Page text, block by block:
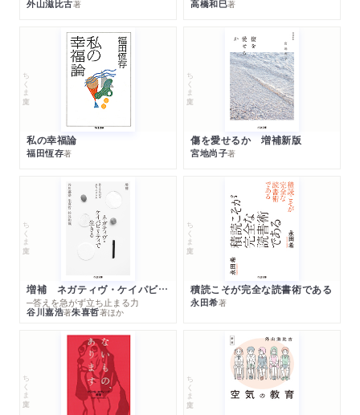
外山滋比古著 高橋和巳著
ちくま文庫
私の幸福論
福田恆存著
ちくま文庫
傷を愛せるか 増補新版
宮地尚子著
ちくま文庫
増補 ネガティヴ・ケイパビリティで生きる
─答えを急がず立ち止まる力
谷川嘉浩著朱喜哲著ほか
ちくま文庫
積読こそが完全な読書術である
永田希著
ちくま文庫 ちくま文庫